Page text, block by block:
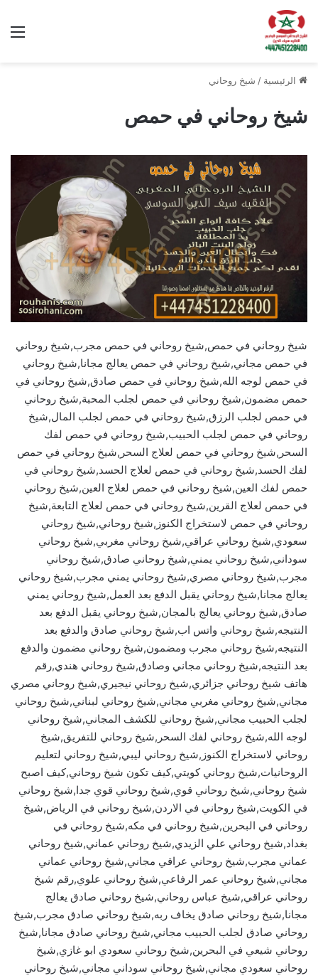
الرئيسية / شيخ روحاني
شيخ روحاني في حمص
شيخ روحاني في حمص,شيخ روحاني في حمص مجرب,شيخ روحاني
في حمص مجاني,شيخ روحاني في حمص يعالج مجانا,شيخ روحاني
في حمص لوجه الله,شيخ روحاني في حمص صادق,شيخ روحاني في
حمص مضمون,شيخ روحاني في حمص لجلب المحبة,شيخ روحاني
في حمص لجلب الرزق,شيخ روحاني في حمص لجلب المال,شيخ
روحاني في حمص لجلب الحبيب,شيخ روحاني في حمص لفك
السحر,شيخ روحاني في حمص لعلاج السحر,شيخ روحاني في حمص
لفك الحسد,شيخ روحاني في حمص لعلاج الحسد,شيخ روحاني في
حمص لفك العين,شيخ روحاني في حمص لعلاج العين,شيخ روحاني
في حمص لعلاج القرين,شيخ روحاني في حمص لعلاج التابعة,شيخ
روحاني في حمص لاستخراج الكنوز,شيخ روحاني,شيخ روحاني
سعودي,شيخ روحاني عراقي,شيخ روحاني مغربي,شيخ روحاني
سوداني,شيخ روحاني يمني,شيخ روحاني صادق,شيخ روحاني
مجرب,شيخ روحاني مصري,شيخ روحاني يمني مجرب,شيخ روحاني
يعالج مجانا,شيخ روحاني يقبل الدفع بعد العمل,شيخ روحاني يمني
صادق,شيخ روحاني يعالج بالمجان,شيخ روحاني يقبل الدفع بعد
النتيجه,شيخ روحاني واتس اب,شيخ روحاني صادق والدفع بعد
النتيجه,شيخ روحاني مجرب ومضمون,شيخ روحاني مضمون والدفع
بعد النتيجه,شيخ روحاني مجاني وصادق,شيخ روحاني هندي,رقم
هاتف شيخ روحاني جزائري,شيخ روحاني نيجيري,شيخ روحاني مصري
مجاني,شيخ روحاني مغربي مجاني,شيخ روحاني لبناني,شيخ روحاني
لجلب الحبيب مجاني,شيخ روحاني للكشف المجاني,شيخ روحاني
لوجه الله,شيخ روحاني لفك السحر,شيخ روحاني للتفريق,شيخ
روحاني لاستخراج الكنوز,شيخ روحاني ليبي,شيخ روحاني لتعليم
الروحانيات,شيخ روحاني كويتي,كيف تكون شيخ روحاني,كيف اصبح
شيخ روحاني,شيخ روحاني قوي,شيخ روحاني قوي جدا,شيخ روحاني
في الكويت,شيخ روحاني في الاردن,شيخ روحاني في الرياض,شيخ
روحاني في البحرين,شيخ روحاني في مكه,شيخ روحاني في
بغداد,شيخ روحاني علي الزيدي,شيخ روحاني عماني,شيخ روحاني
عماني مجرب,شيخ روحاني عراقي مجاني,شيخ روحاني عماني
مجاني,شيخ روحاني عمر الرفاعي,شيخ روحاني علوي,رقم شيخ
روحاني عراقي,شيخ عباس روحاني,شيخ روحاني صادق يعالج
مجانا,شيخ روحاني صادق يخاف ربه,شيخ روحاني صادق مجرب,شيخ
روحاني صادق لجلب الحبيب مجاني,شيخ روحاني صادق مجانا,شيخ
روحاني شيعي في البحرين,شيخ روحاني سعودي ابو غازي,شيخ
روحاني سعودي مجاني,شيخ روحاني سوداني مجاني,شيخ روحاني